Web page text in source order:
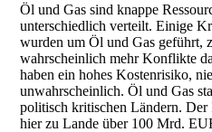
Öl und Gas sind knappe
unterschiedlich verteilt. Einige
wurden um Öl und Gas geführt,
wahrscheinlich mehr Konflikte
haben ein hohes Kostenrisiko,
unwahrscheinlich. Öl und Gas
politisch kritischen Ländern.
hier zu Lande über 100 Mrd.